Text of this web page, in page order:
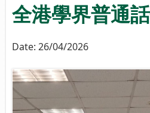
全港學界普通
Date: 26/04/2026